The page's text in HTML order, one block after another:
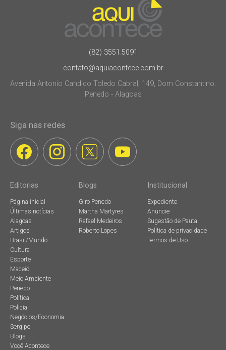
(82) 3551.5091
contato@aquiacontece.com.br
Avenida Antonio Candido Toledo Cabral, 149, Dom Constantino.
Penedo - Alagoas
Siga nas redes
Editorias
Página inicial
Últimas notícias
Alagoas
Artigos
Brasil/Mundo
Cultura
Esporte
Maceió
Meio Ambiente
Penedo
Política
Policial
Negócios/Economia
Sergipe
Blogs
Você Acontece
Blogs
Giro Penedo
Martha Martyres
Rafael Medeiros
Roberto Lopes
Institucional
Expediente
Anuncie
Sugestão de Pauta
Política de privacidade
Termos de Uso